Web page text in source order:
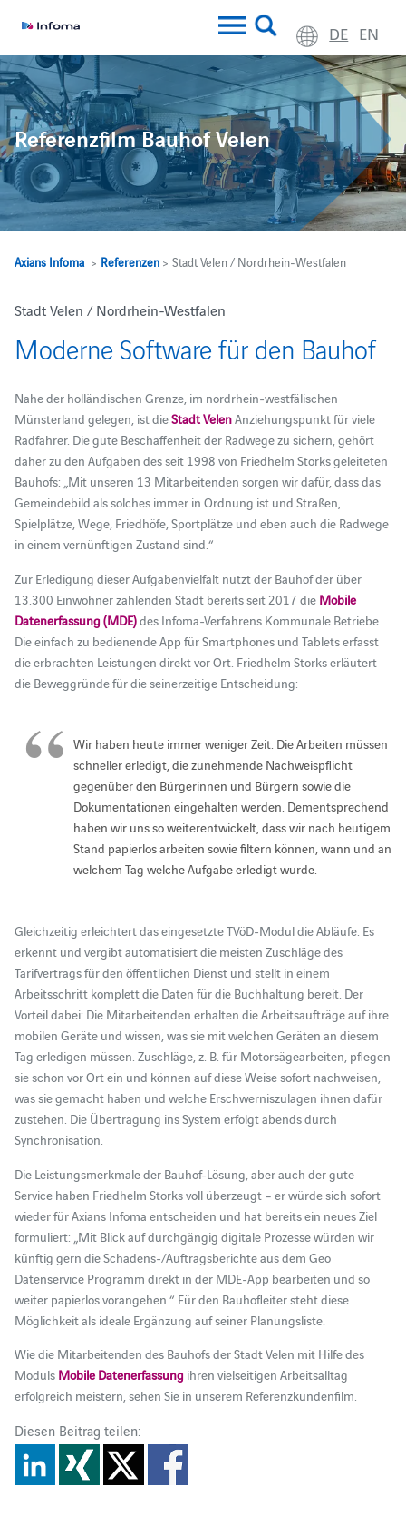
DE EN
Referenzfilm Bauhof Velen
Axians Infoma> Referenzen> Stadt Velen / Nordrhein-Westfalen
Stadt Velen / Nordrhein-Westfalen
Moderne Software für den Bauhof
Nahe der holländischen Grenze, im nordrhein-westfälischen
Münsterland gelegen, ist dieStadt VelenAnziehungspunkt für viele
Radfahrer. Die gute Beschaffenheit der Radwege zu sichern, gehört
daher zu den Aufgaben des seit 1998 von Friedhelm Storks geleiteten
Bauhofs: „Mit unseren 13 Mitarbeitenden sorgen wir dafür, dass das
Gemeindebild als solches immer in Ordnung ist und Straßen,
Spielplätze, Wege, Friedhöfe, Sportplätze und eben auch die Radwege
in einem vernünftigen Zustand sind.“
Zur Erledigung dieser Aufgabenvielfalt nutzt der Bauhof der über
13.300 Einwohner zählenden Stadt bereits seit 2017 die Mobile
Datenerfassung (MDE)des Infoma-Verfahrens Kommunale Betriebe.
Die einfach zu bedienende App für Smartphones und Tablets erfasst
die erbrachten Leistungen direkt vor Ort. Friedhelm Storks erläutert
die Beweggründe für die seinerzeitige Entscheidung:
Wir haben heute immer weniger Zeit. Die Arbeiten müssen
schneller erledigt, die zunehmende Nachweispflicht
gegenüber den Bürgerinnen und Bürgern sowie die
Dokumentationen eingehalten werden. Dementsprechend
haben wir uns so weiterentwickelt, dass wir nach heutigem
Stand papierlos arbeiten sowie filtern können, wann und an
welchem Tag welche Aufgabe erledigt wurde.
Gleichzeitig erleichtert das eingesetzte TVöD-Modul die Abläufe. Es
erkennt und vergibt automatisiert die meisten Zuschläge des
Tarifvertrags für den öffentlichen Dienst und stellt in einem
Arbeitsschritt komplett die Daten für die Buchhaltung bereit. Der
Vorteil dabei: Die Mitarbeitenden erhalten die Arbeitsaufträge auf ihre
mobilen Geräte und wissen, was sie mit welchen Geräten an diesem
Tag erledigen müssen. Zuschläge, z. B. für Motorsägearbeiten, pflegen
sie schon vor Ort ein und können auf diese Weise sofort nachweisen,
was sie gemacht haben und welche Erschwerniszulagen ihnen dafür
zustehen. Die Übertragung ins System erfolgt abends durch
Synchronisation.
Die Leistungsmerkmale der Bauhof-Lösung, aber auch der gute
Service haben Friedhelm Storks voll überzeugt – er würde sich sofort
wieder für Axians Infoma entscheiden und hat bereits ein neues Ziel
formuliert: „Mit Blick auf durchgängig digitale Prozesse würden wir
künftig gern die Schadens-/Auftragsberichte aus dem Geo
Datenservice Programm direkt in der MDE-App bearbeiten und so
weiter papierlos vorangehen.“ Für den Bauhofleiter steht diese
Möglichkeit als ideale Ergänzung auf seiner Planungsliste.
Wie die Mitarbeitenden des Bauhofs der Stadt Velen mit Hilfe des
Moduls Mobile Datenerfassungihren vielseitigen Arbeitsalltag
erfolgreich meistern, sehen Sie in unserem Referenzkundenfilm.
Diesen Beitrag teilen: